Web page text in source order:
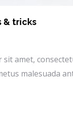
& tricks
amet,
malesuada